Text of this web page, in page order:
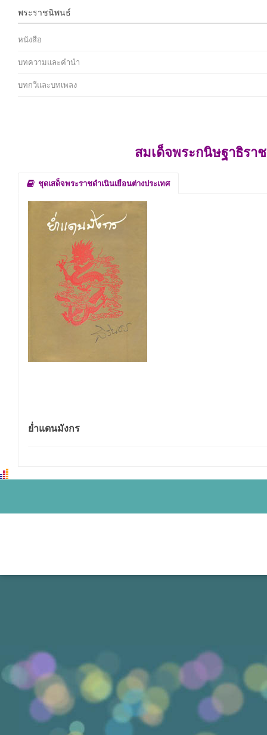
พระราชนิพนธ์
หนังสือ
บทความและคำนำ
บทกวีและบทเพลง
สมเด็จพระกนิษฐาธิรา
ชุดเสด็จพระราชดำเนินเยือนต่างประเทศ
ย่ำแดนมังกร